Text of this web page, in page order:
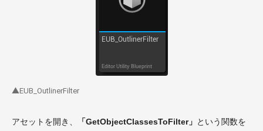
▲EUB_OutlinerFilter
アセットを開き、 「GetObjectClassesToFilter」 という関数を